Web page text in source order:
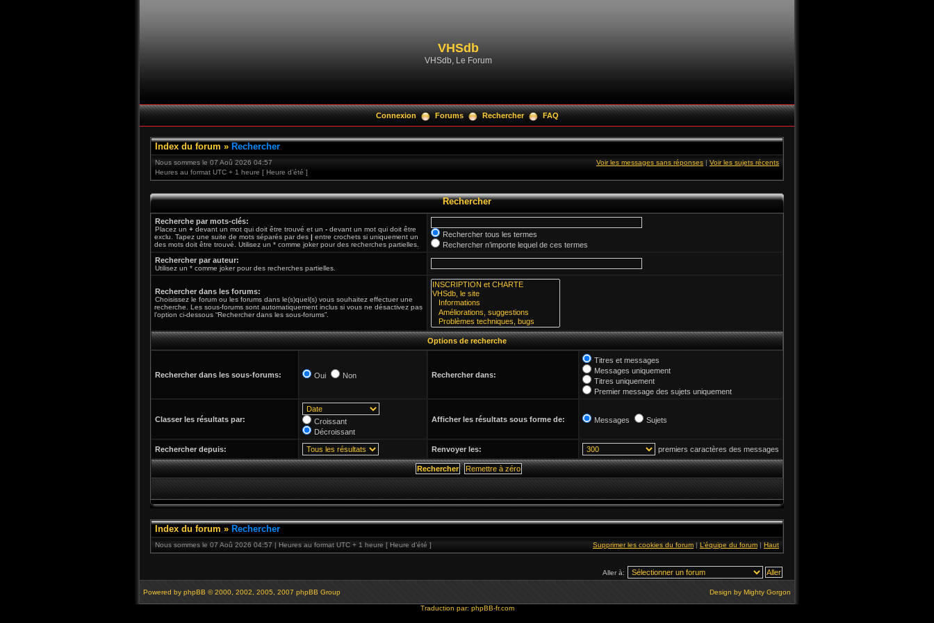
VHSdb
VHSdb, Le Forum
Connexion Forums Rechercher FAQ
Index du forum » Rechercher
Nous sommes le 07 Aoû 2026 04:57
Heures au format UTC + 1 heure [ Heure d’été ]
Voir les messages sans réponses | Voir les sujets récents
Rechercher
Recherche par mots-clés:
Placez un + devant un mot qui doit être trouvé et un - devant un mot qui doit être
exclu. Tapez une suite de mots séparés par des | entre crochets si uniquement un
des mots doit être trouvé. Utilisez un * comme joker pour des recherches partielles.
Rechercher tous les termes
Rechercher n’importe lequel de ces termes
Rechercher par auteur:
Utilisez un * comme joker pour des recherches partielles.
Rechercher dans les forums:
Choisissez le forum ou les forums dans le(s)quel(s) vous souhaitez effectuer une
recherche. Les sous-forums sont automatiquement inclus si vous ne désactivez pas
l’option ci-dessous “Rechercher dans les sous-forums”.
Options de recherche
Rechercher dans les sous-forums: Oui Non Rechercher dans:
Titres et messages
Messages uniquement
Titres uniquement
Premier message des sujets uniquement
Classer les résultats par:
Croissant
Décroissant
Afficher les résultats sous forme de: Messages Sujets
Rechercher depuis: Renvoyer les: premiers caractères des messages
Index du forum » Rechercher
Nous sommes le 07 Aoû 2026 04:57 | Heures au format UTC + 1 heure [ Heure d’été ] Supprimer les cookies du forum | L’équipe du forum | Haut
Aller à:
Powered by phpBB © 2000, 2002, 2005, 2007 phpBB Group Design by Mighty Gorgon
Traduction par: phpBB-fr.com